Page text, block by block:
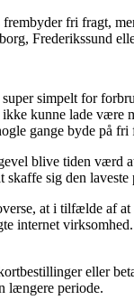
fri fragt,
Frederikssund
simpelt for
ikke kunne lade være
gange byde på fri
blive tiden værd
skaffe sig den laveste
at i tilfælde af at
internet
eller
længere periode.